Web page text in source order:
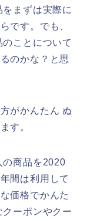
まずは実際に
です。でも、
ことについて
のかな？と思
がかんたん ぬ
す。
の商品を2020
間は利用して
価格でかんた
ーポンやクー